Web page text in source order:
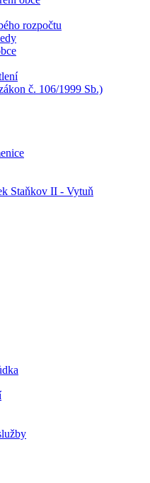
rozpočtu
č. 106/1999 Sb.)
Staňkov II - Vytuň